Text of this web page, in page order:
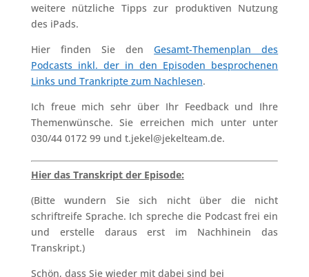
weitere nützliche Tipps zur produktiven Nutzung
des iPads.
Hier finden Sie denGesamt-Themenplan des
Podcasts inkl. der in den Episoden besprochenen
Links und Trankripte zum Nachlesen.
Ich freue mich sehr über Ihr Feedback und Ihre
Themenwünsche. Sie erreichen mich unter unter
030/44 0172 99 und t.jekel@jekelteam.de.
Hier das Transkript der Episode:
(Bitte wundern Sie sich nicht über die nicht
schriftreife Sprache. Ich spreche die Podcast frei ein
und erstelle daraus erst im Nachhinein das
Transkript.)
Schön, dass Sie wieder mit dabei sind bei